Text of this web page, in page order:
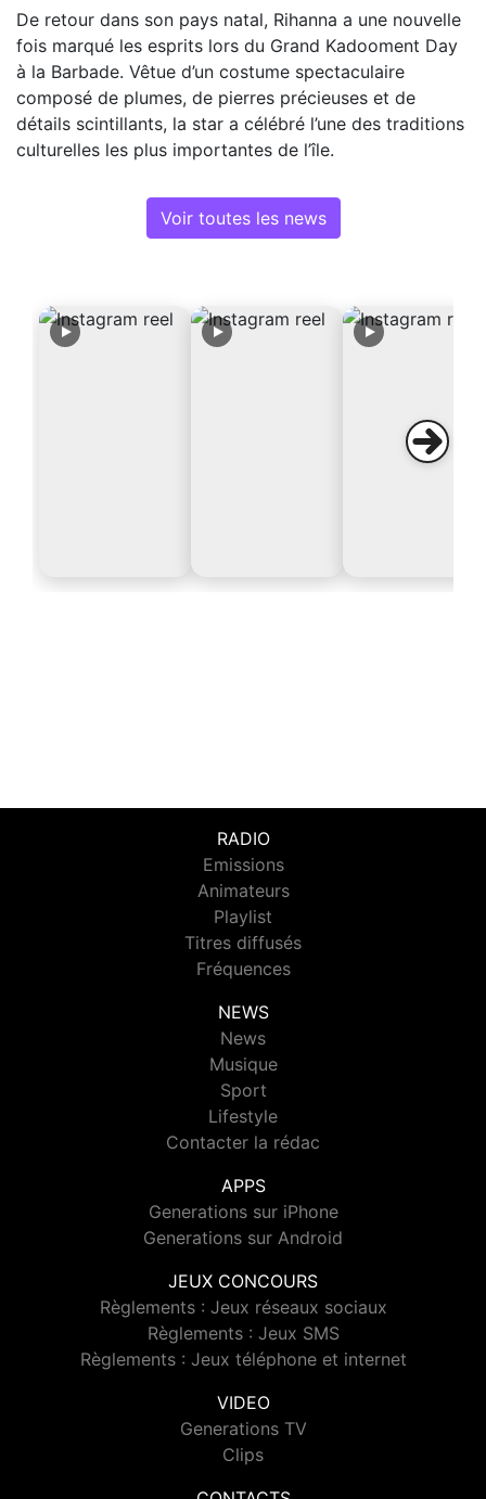
De retour dans son pays natal, Rihanna a une nouvelle
fois marqué les esprits lors du Grand Kadooment Day
à la Barbade. Vêtue d’un costume spectaculaire
composé de plumes, de pierres précieuses et de
détails scintillants, la star a célébré l’une des traditions
culturelles les plus importantes de l’île.
Voir toutes les news
RADIO
Emissions
Animateurs
Playlist
Titres diffusés
Fréquences
NEWS
News
Musique
Sport
Lifestyle
Contacter la rédac
APPS
Generations sur iPhone
Generations sur Android
JEUX CONCOURS
Règlements : Jeux réseaux sociaux
Règlements : Jeux SMS
Règlements : Jeux téléphone et internet
VIDEO
Generations TV
Clips